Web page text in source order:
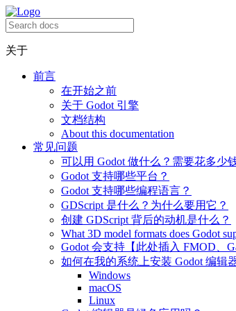
关于
前言
在开始之前
关于 Godot 引擎
文档结构
About this documentation
常见问题
可以用 Godot 做什么？需要花多少
Godot 支持哪些平台？
Godot 支持哪些编程语言？
GDScript 是什么？为什么要用它？
创建 GDScript 背后的动机是什么？
What 3D model formats does Godot
Godot 会支持【此处插入 FMOD、
如何在我的系统上安装 Godot 编辑
Windows
macOS
Linux